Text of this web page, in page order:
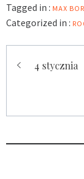
Tagged in : MAX
Categorized in :
wpisu
4 stycznia